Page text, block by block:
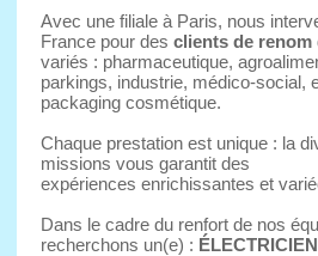
Avec une filiale à Paris, nous
France pour des clients de renom
variés : pharmaceutique,
parkings, industrie, médico-social,
packaging cosmétique.
Chaque prestation est unique : la
missions vous garantit des
expériences enrichissantes et
Dans le cadre du renfort de nos
recherchons un(e) :